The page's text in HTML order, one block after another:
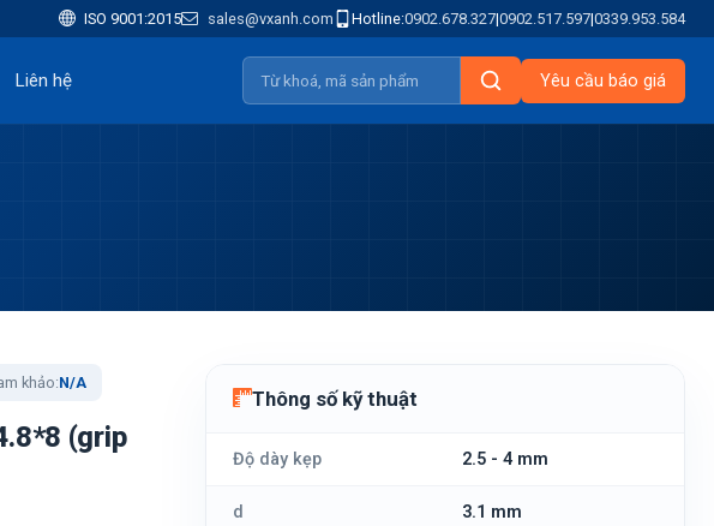
ISO 9001:2015 sales@vxanh.com Hotline:0902.678.327|0902.517.597|0339.953.584
Liên hệ Yêu cầu báo giá
khảo:N/A
(grip
Thông số kỹ thuật
Độ dày kẹp 2.5 - 4 mm
d 3.1 mm